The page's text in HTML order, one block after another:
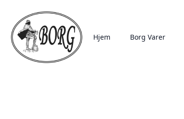
Hjem Borg Varer